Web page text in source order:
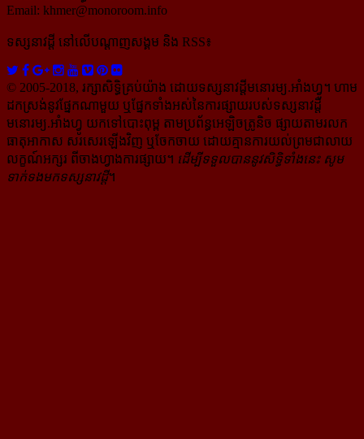
Email: khmer@monoroom.info
ទស្សនាវដ្ដី​ នៅលើបណ្ដាញសង្គម និង RSS៖
© 2005-2018, រក្សាសិទ្ធិគ្រប់យ៉ាង ដោយទស្សនាវដ្ដី​មនោរម្យ.អាំងហ្វូ។ ហាម​
ដក​ស្រង់​នូវ​ផ្នែក​ណា​មួយ​ ឬ​ផ្នែក​ទាំង​អស់​នៃ​ការ​ផ្សាយ​របស់​ទស្សនាវដ្ដី​​
មនោរម្យ.អាំងហ្វូ យក​ទៅ​​បោះពុម្ព តាម​ប្រព័ន្ធ​អេឡិច​ត្រូនិច ផ្សាយ​តាម​រលក​
ធាតុអាកាស សរសេរ​ឡើង​វិញ ឬ​ចែក​ចាយ​ ដោយ​គ្មាន​ការ​យល់ព្រមជា​លាយ​
លក្ខណ៍​អក្សរ​ ពី​ចាងហ្វាង​ការ​ផ្សាយ​។ ដើម្បី​ទទួល​បាននូវសិទ្ធិ​ទាំងនេះ សូម​
ទាក់​ទង​មក​ទស្សនាវដ្ដី។